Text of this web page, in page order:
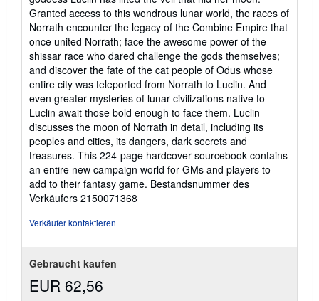
Granted access to this wondrous lunar world, the races of
Norrath encounter the legacy of the Combine Empire that
once united Norrath; face the awesome power of the
shissar race who dared challenge the gods themselves;
and discover the fate of the cat people of Odus whose
entire city was teleported from Norrath to Luclin. And
even greater mysteries of lunar civilizations native to
Luclin await those bold enough to face them. Luclin
discusses the moon of Norrath in detail, including its
peoples and cities, its dangers, dark secrets and
treasures. This 224-page hardcover sourcebook contains
an entire new campaign world for GMs and players to
add to their fantasy game. Bestandsnummer des
Verkäufers 2150071368
Verkäufer kontaktieren
Gebraucht kaufen
EUR 62,56